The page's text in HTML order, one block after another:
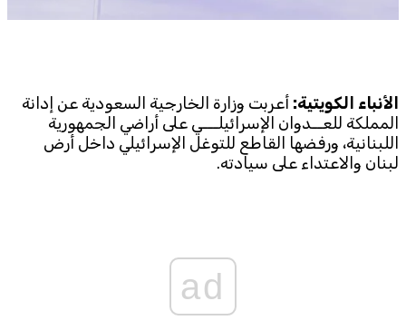
TTV Plus
الأنباء الكويتية: أعربت وزارة الخارجية السعودية عن إدانة
المملكة للعــدوان الإسرائيلـــي على أراضي الجمهورية
اللبنانية، ورفضها القاطع للتوغل الإسرائيلي داخل أرض
لبنان والاعتداء على سيادته.
ad